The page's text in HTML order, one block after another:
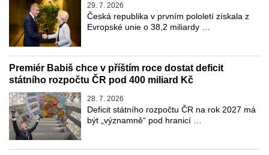
29. 7. 2026
Česká republika v prvním pololetí získala z
Evropské unie o 38,2 miliardy …
Premiér Babiš chce v příštím roce dostat deficit
státního rozpočtu ČR pod 400 miliard Kč
28. 7. 2026
Deficit státního rozpočtu ČR na rok 2027 má
být „významně“ pod hranicí …